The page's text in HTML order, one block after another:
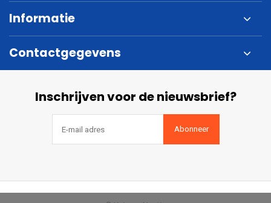
Informatie
Contactgegevens
Inschrijven voor de nieuwsbrief?
Abonneer